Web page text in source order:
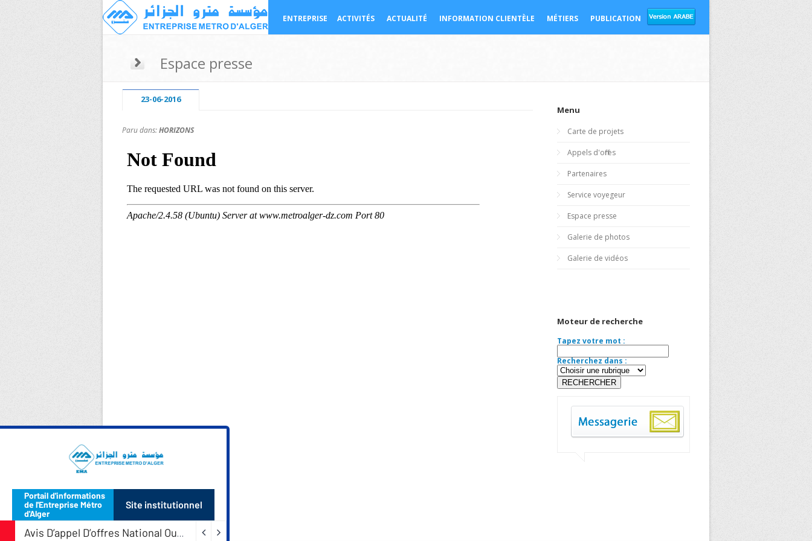
ENTREPRISE ACTIVITÉS ACTUALITÉ INFORMATION CLIENTÈLE MÉTIERS PUBLICATION
Espace presse
23-06-2016
Paru dans:HORIZONS
Menu
Carte de projets
Appels d'offres
Partenaires
Service voyegeur
Espace presse
Galerie de photos
Galerie de vidéos
Moteur de recherche
Tapez votre mot :
Recherchez dans :